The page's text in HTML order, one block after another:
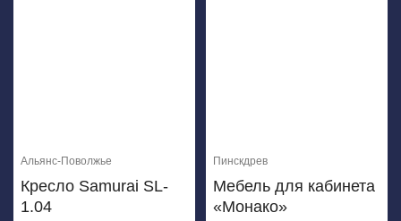
Альянс-Поволжье
Кресло Samurai SL-
1.04
Пинскдрев
Мебель для кабинета
«Монако»